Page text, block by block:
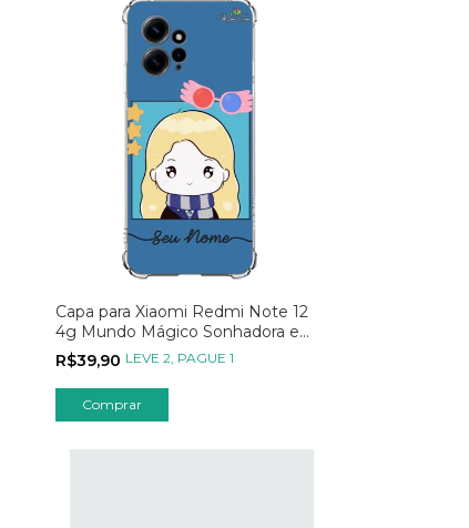
Capa para Xiaomi Redmi Note 12
4g Mundo Mágico Sonhadora e
Criativa
R$39,90 LEVE 2, PAGUE 1
Comprar